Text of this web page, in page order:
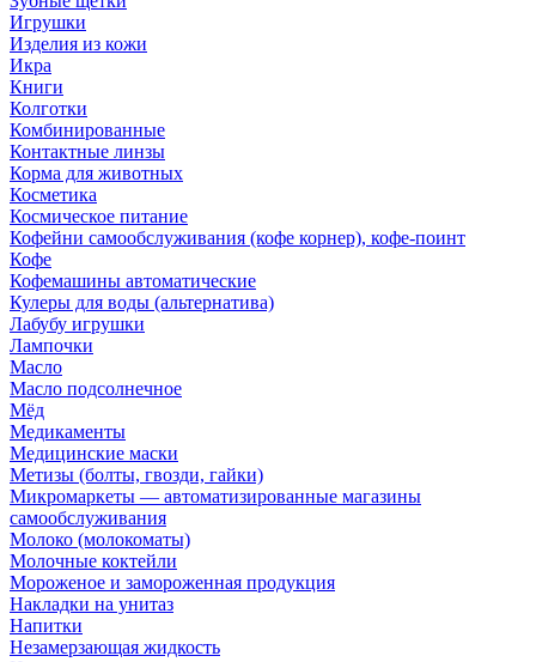
Игрушки
Изделия из кожи
Икра
Книги
Колготки
Комбинированные
Контактные линзы
Корма для животных
Косметика
Космическое питание
Кофейни самообслуживания (кофе корнер), кофе-поинт
Кофе
Кофемашины автоматические
Кулеры для воды (альтернатива)
Лабубу игрушки
Лампочки
Масло
Масло подсолнечное
Мёд
Медикаменты
Медицинские маски
Метизы (болты, гвозди, гайки)
Микромаркеты — автоматизированные магазины
самообслуживания
Молоко (молокоматы)
Молочные коктейли
Мороженое и замороженная продукция
Накладки на унитаз
Напитки
Незамерзающая жидкость